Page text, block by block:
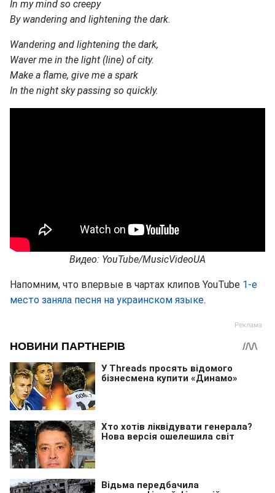
In my mind so creepy
By wandering and lightening the dark.
Wandering and lightening the dark,
Waver me in the light (line) of city.
Make a flame, give me a spark
In the night sky passing so quickly.
Видео: YouTube/MusicVideoUA
Напомним, что впервые в чартах клипов YouTube 1-е
место заняла песня на украинском языке.